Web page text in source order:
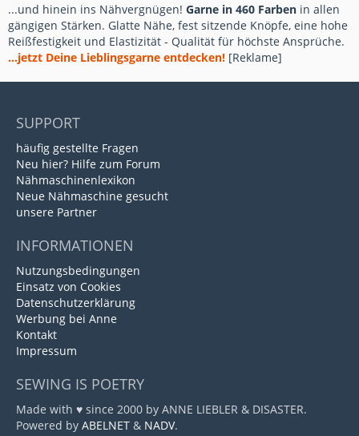
...und hinein ins Nähvergnügen! Garne in 460 Farben in allen
gängigen Stärken. Glatte Nähe, fest sitzende Knöpfe, eine hohe
Reißfestigkeit und Elastizität - Qualität für höchste Ansprüche.
...jetzt Deine Lieblingsgarne entdecken! [Reklame]
SUPPORT
häufig gestellte Fragen
Neu hier? Hilfe zum Forum
Nähmaschinenlexikon
Neue Nähmaschine gesucht
unsere Partner
INFORMATIONEN
Nutzungsbedingungen
Einsatz von Cookies
Datenschutzerklärung
Werbung bei Anne
Kontakt
Impressum
SEWING IS POETRY
Made with ♥ since 2000 by ANNE LIEBLER & DISASTER.
Powered by ABELNET & NADV.